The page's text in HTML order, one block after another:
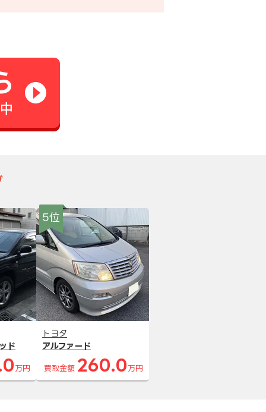
ド
万円
5位
トヨタ
アルファード
買取金額 260.0 万円